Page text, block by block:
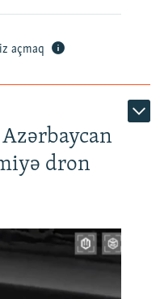
açmaq
Azərbaycan
dron